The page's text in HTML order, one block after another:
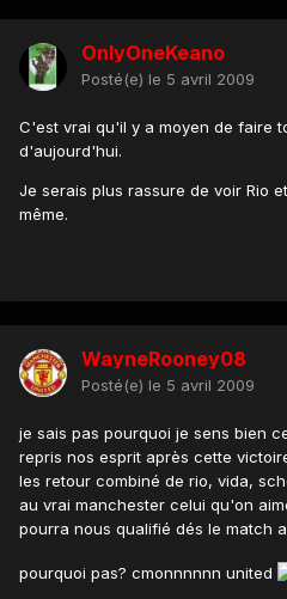
OnlyOneKeano
Posté(e) le 5 avril 2009
C'est vrai qu'il y a moyen de faire
d'aujourd'hui.
Je serais plus rassure de voir Rio
même.
WayneRooney08
Posté(e) le 5 avril 2009
je sais pas pourquoi je sens bien
repris nos esprit après cette
les retour combiné de rio, vida,
au vrai manchester celui qu'on
pourra nous qualifié dés le match
pourquoi pas? cmonnnnnn united